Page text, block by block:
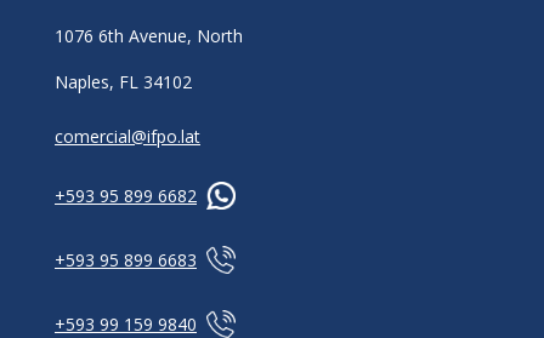
1076 6th Avenue, North
Naples, FL 34102
comercial@ifpo.lat
+593 95 899 6682
+593 95 899 6683
+593 99 159 9840